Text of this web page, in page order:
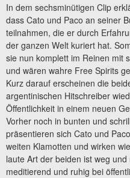
In dem sechsminütigen Clip
dass Cato und Paco an seiner
teilnahmen, die er durch
der ganzen Welt kuriert hat.
sie nun komplett im Reinen mit
und wären wahre Free Spirits
Kurz darauf erscheinen die
argentinischen Hitschreiber
Öffentlichkeit in einem neuen
Vorher noch in bunten und
präsentieren sich Cato und
weiten Klamotten und wirken
laute Art der beiden ist weg
meditierend und ruhig bei